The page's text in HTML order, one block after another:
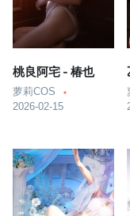
桃良阿宅 - 椿也
萝莉COS
2026-02-15